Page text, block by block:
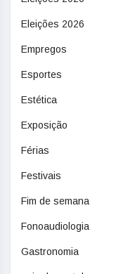
Eleições 2026
Empregos
Esportes
Estética
Exposição
Férias
Festivais
Fim de semana
Fonoaudiologia
Gastronomia